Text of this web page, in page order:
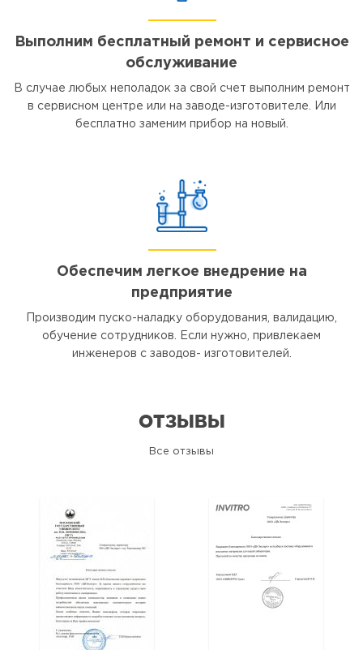
Выполним бесплатный ремонт и сервисное
обслуживание
В случае любых неполадок за свой счет выполним ремонт
в сервисном центре или на заводе-изготовителе. Или
бесплатно заменим прибор на новый.
Обеспечим легкое внедрение на
предприятие
Производим пуско-наладку оборудования, валидацию,
обучение сотрудников. Если нужно, привлекаем
инженеров с заводов- изготовителей.
ОТЗЫВЫ
Все отзывы